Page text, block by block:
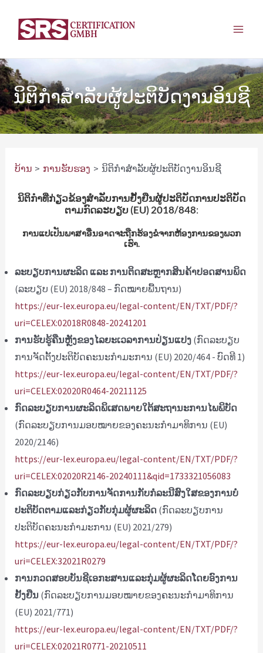
ເນື້ອຫາ
ນູ​
ຫຼັກ
ນິຕິກໍາສໍາລັບຜູ້ປະຕິບັດງານອິນຊີ
ບ້ານ ການຮັບຮອງ ນິຕິກໍາສໍາລັບຜູ້ປະຕິບັດງານອິນຊີ
ນິຕິກໍາທີ່ກ່ຽວຂ້ອງສໍາລັບການຢັ້ງຢືນຜູ້ປະຕິບັດການປະຕິບັດ
ຕາມກົດລະບຽບ (EU) 2018/848:
ການແປເປັນພາສາອື່ນອາດຈະຖືກຮ້ອງຂໍຈາກຫ້ອງການຂອງພວກ
ເຮົາ.
ລະບຽບການຜະລິດ ແລະ ການຕິດສະຫຼາກສິນຄ້າປອດສານພິດ
(ລະບຽບ (EU) 2018/848 – ກົດໝາຍພື້ນຖານ)
https://eur-lex.europa.eu/legal-content/EN/TXT/PDF/?
uri=CELEX:02018R0848-20241201
ການຮັບຮູ້ຄືນຫຼັງຂອງໄລຍະເວລາການປ່ຽນແປງ(ກົດລະບຽບ
ການຈັດຕັ້ງປະຕິບັດຄະນະກໍາມະການ (EU) 2020/464 - ບົດທີ 1)
https://eur-lex.europa.eu/legal-content/EN/TXT/PDF/?
uri=CELEX:02020R0464-20211125
ກົດລະບຽບການຜະລິດພິເສດພາຍໃຕ້ສະຖານະການໄພພິບັດ
(ກົດລະບຽບການມອບໝາຍຂອງຄະນະກຳມາທິການ (EU)
2020/2146)
https://eur-lex.europa.eu/legal-content/EN/TXT/PDF/?
uri=CELEX:02020R2146-20240111&qid=1733321056083
ກົດລະບຽບກ່ຽວກັບການຈັດການກັບກໍລະນີສົງໃສຂອງການບໍ່
ປະຕິບັດຕາມແລະກ່ຽວກັບກຸ່ມຜູ້ຜະລິດ (ກົດລະບຽບການ
ປະຕິບັດຄະນະກໍາມະການ (EU) 2021/279)
https://eur-lex.europa.eu/legal-content/EN/TXT/PDF/?
uri=CELEX:32021R0279
ການກວດສອບບັນຊີເອກະສານແລະກຸ່ມຜູ້ຜະລິດໂດຍອົງການ
ຢັ້ງຢືນ(ກົດລະບຽບການມອບໝາຍຂອງຄະນະກຳມາທິການ
(EU) 2021/771)
https://eur-lex.europa.eu/legal-content/EN/TXT/PDF/?
uri=CELEX:02021R0771-20210511